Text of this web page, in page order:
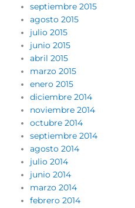
septiembre 2015
agosto 2015
julio 2015
junio 2015
abril 2015
marzo 2015
enero 2015
diciembre 2014
noviembre 2014
octubre 2014
septiembre 2014
agosto 2014
julio 2014
junio 2014
marzo 2014
febrero 2014